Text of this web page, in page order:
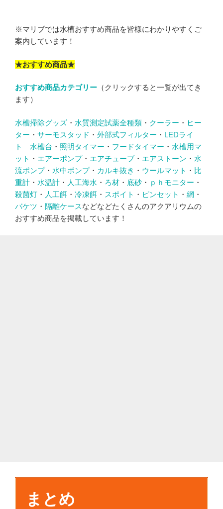
※マリブでは水槽おすすめ商品を皆様にわかりやすくご
案内しています！
★おすすめ商品★
おすすめ商品カテゴリー （クリックすると一覧が出てき
ます）
水槽掃除グッズ ・ 水質測定試薬全種類 ・ クーラー ・ ヒー
ター ・ サーモスタッド ・ 外部式フィルター ・ LEDライ
ト
水槽台 ・ 照明タイマー ・ フードタイマー ・ 水槽用マ
ット ・ エアーポンプ・ エアチューブ ・ エアストーン ・ 水
流ポンプ・ 水中ポンプ・ カルキ抜き ・ ウールマット ・ 比
重計 ・ 水温計 ・ 人工海水 ・ ろ材 ・ 底砂 ・ ｐｈモニター ・
殺菌灯 ・ 人工餌 ・ 冷凍餌 ・ スポイト ・ ピンセット ・ 網 ・
バケツ ・ 隔離ケースなどなどたくさんのアクアリウムの
おすすめ商品を掲載しています！
まとめ